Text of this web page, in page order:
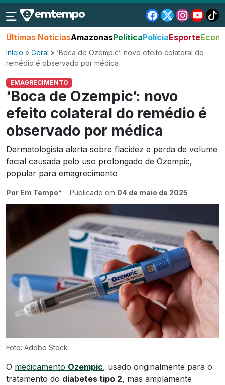
Últimas NotíciasAmazonasPolíticaPolíciaEsporte
Início » Geral » ‘Boca de Ozempic’: novo efeito colateral do
remédio é observado por médica
EMAGRECIMENTO
‘Boca de Ozempic’: novo
efeito colateral do remédio é
observado por médica
Dermatologista alerta sobre flacidez e perda de volume
facial causada pelo uso prolongado de Ozempic,
popular para emagrecimento
Por Em Tempo* Publicado em 04 de maio de 2025
Foto: Adobe Stock
O medicamento Ozempic, usado originalmente para o
tratamento do diabetes tipo 2, mas amplamente